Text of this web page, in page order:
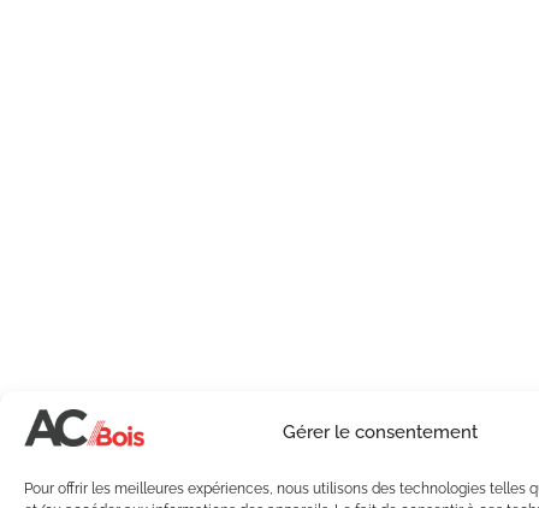
Gérer le consentement
Pour offrir les meilleures expériences, nous utilisons des technologies telles